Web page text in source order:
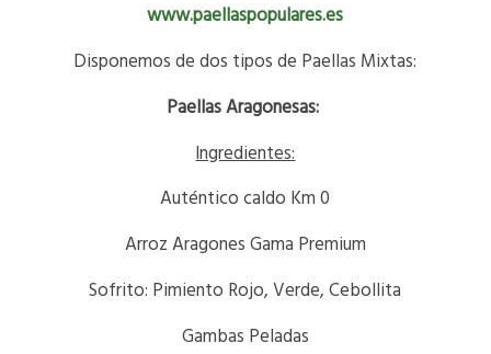
www.paellaspopulares.es
Disponemos de dos tipos de Paellas Mixtas:
Paellas Aragonesas:
Ingredientes:
Auténtico caldo Km 0
Arroz Aragones Gama Premium
Sofrito: Pimiento Rojo, Verde, Cebollita
Gambas Peladas